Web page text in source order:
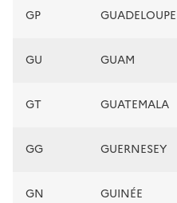
GP GUADELOUPE
GU GUAM
GT GUATEMALA
GG GUERNESEY
GN GUINÉE